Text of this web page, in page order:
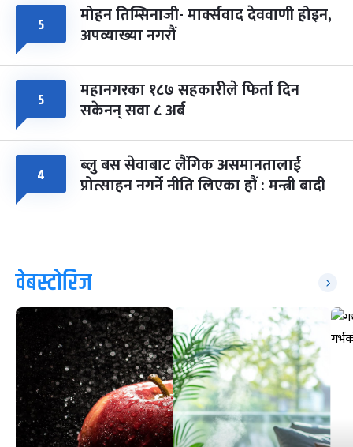
५ मोहन तिम्सिनाजी- मार्क्सवाद देववाणी होइन,
अपव्याख्या नगरौं
५ महानगरका १८७ सहकारीले फिर्ता दिन
सकेनन् सवा ८ अर्ब
४ ब्लु बस सेवाबाट लैंगिक असमानतालाई
प्रोत्साहन नगर्ने नीति लिएका हौं : मन्त्री बादी
वेबस्टोरिज